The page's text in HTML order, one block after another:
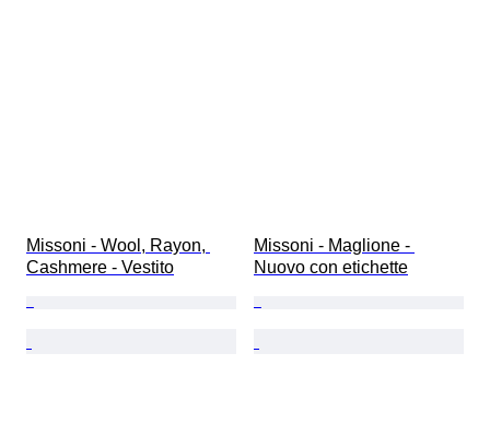
Missoni - Wool, Rayon,
Cashmere - Vestito
Missoni - Maglione -
Nuovo con etichette